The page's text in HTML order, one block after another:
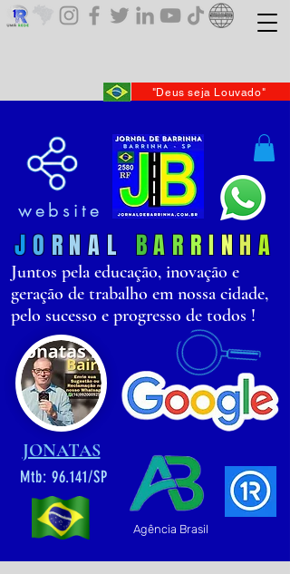
"Deus seja Louvado"
website
JO RNAL BARRI NHA
Juntos pela educação, inovação e
geração de trabalho em nossa cidade,
pelo sucesso e progresso de todos !
JONATAS
Mtb: 96.141/SP
Agência Brasil